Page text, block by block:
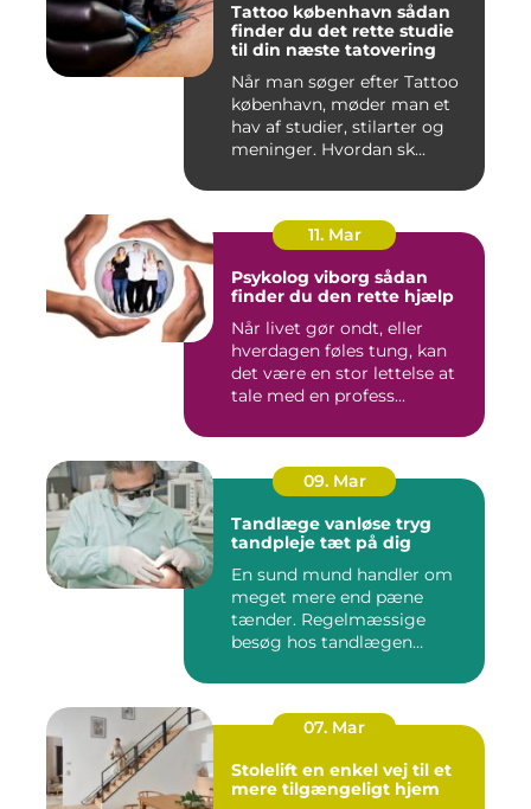
Tattoo københavn sådan
finder du det rette studie
til din næste tatovering
Når man søger efter Tattoo
københavn, møder man et
hav af studier, stilarter og
meninger. Hvordan sk...
11. Mar
Psykolog viborg sådan
finder du den rette hjælp
Når livet gør ondt, eller
hverdagen føles tung, kan
det være en stor lettelse at
tale med en profess...
09. Mar
Tandlæge vanløse tryg
tandpleje tæt på dig
En sund mund handler om
meget mere end pæne
tænder. Regelmæssige
besøg hos tandlægen
07. Mar
Stolelift en enkel vej til et
mere tilgængeligt hjem